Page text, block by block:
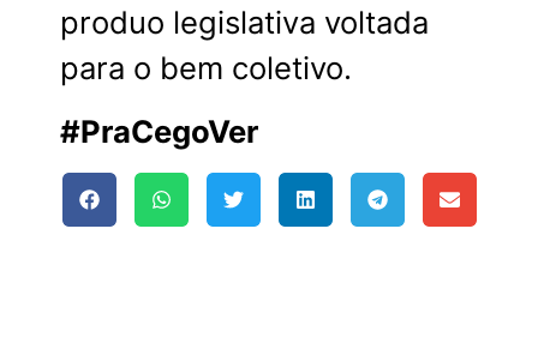
produo legislativa voltada
para o bem coletivo.
#PraCegoVer